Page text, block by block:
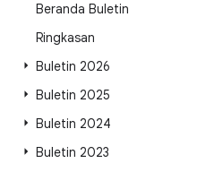
Beranda Buletin
Ringkasan
Buletin 2026
Buletin 2025
Buletin 2024
Buletin 2023